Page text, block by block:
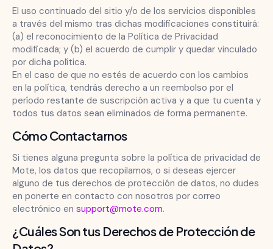
El uso continuado del sitio y/o de los servicios disponibles
a través del mismo tras dichas modificaciones constituirá:
(a) el reconocimiento de la Política de Privacidad
modificada; y (b) el acuerdo de cumplir y quedar vinculado
por dicha política.
En el caso de que no estés de acuerdo con los cambios
en la política, tendrás derecho a un reembolso por el
período restante de suscripción activa y a que tu cuenta y
todos tus datos sean eliminados de forma permanente.
Cómo Contactarnos
Si tienes alguna pregunta sobre la política de privacidad de
Mote, los datos que recopilamos, o si deseas ejercer
alguno de tus derechos de protección de datos, no dudes
en ponerte en contacto con nosotros por correo
electrónico en support@mote.com.
¿Cuáles Son tus Derechos de Protección de